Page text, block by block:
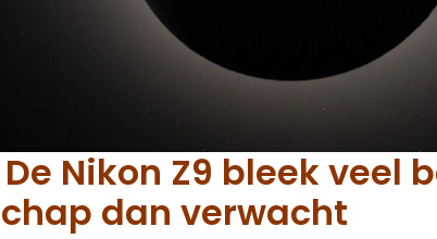
Nikon Z9 bleek veel
dan verwacht